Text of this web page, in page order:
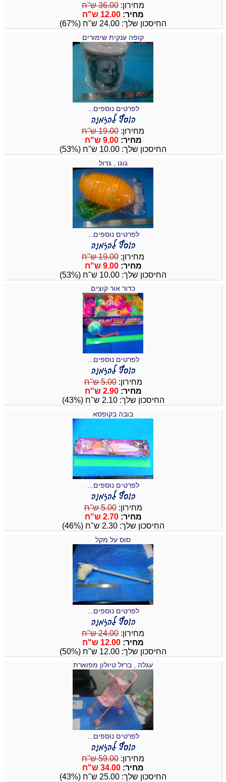
מחירון: 36.00 ש"ח
מחיר: 12.00 ש"ח
החיסכון שלך: 24.00 ש"ח (67%)
קופה ענקית שימורים
לפרטים נוספים...
מחירון: 19.00 ש"ח
מחיר:9.00 ש"ח
החיסכון שלך: 10.00 ש"ח (53%)
גוגו , גדול
לפרטים נוספים...
מחירון: 19.00 ש"ח
מחיר:9.00 ש"ח
החיסכון שלך: 10.00 ש"ח (53%)
כדור אור קוצים
לפרטים נוספים...
מחירון:5.00 ש"ח
מחיר:2.90 ש"ח
החיסכון שלך: 2.10 ש"ח (43%)
בובה בקופסא
לפרטים נוספים...
מחירון:5.00 ש"ח
מחיר:2.70 ש"ח
החיסכון שלך: 2.30 ש"ח (46%)
סוס על מקל
לפרטים נוספים...
מחירון: 24.00 ש"ח
מחיר: 12.00 ש"ח
החיסכון שלך: 12.00 ש"ח (50%)
עגלה , ברזל טיולון מפוארת
לפרטים נוספים...
מחירון: 59.00 ש"ח
מחיר: 34.00 ש"ח
החיסכון שלך: 25.00 ש"ח (43%)